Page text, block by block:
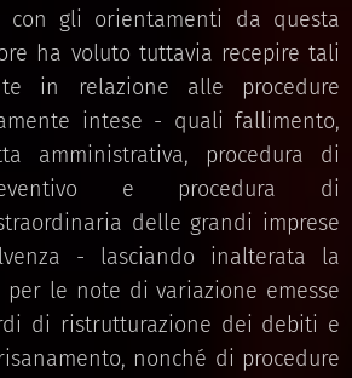
con gli orientamenti da questa
ha voluto tuttavia recepire tali
in relazione alle procedure
intese - quali fallimento,
amministrativa, procedura di
e procedura di
delle grandi imprese
- lasciando inalterata la
per le note di variazione emesse
di ristrutturazione dei debiti e
nonché di procedure